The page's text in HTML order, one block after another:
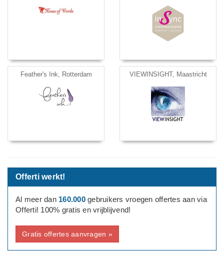
Feather's Ink, Rotterdam VIEWINSIGHT, Maastricht
Offerti werkt!
Al meer dan 160.000gebruikers vroegen offertes aan via
Offerti! 100% gratis en vrijblijvend!
Gratis offertes aanvragen »